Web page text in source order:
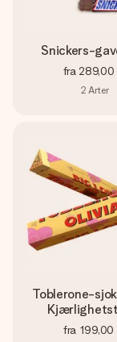
Snickers-
fra 289,00
2 Arter
Toblerone-
fra 199,00